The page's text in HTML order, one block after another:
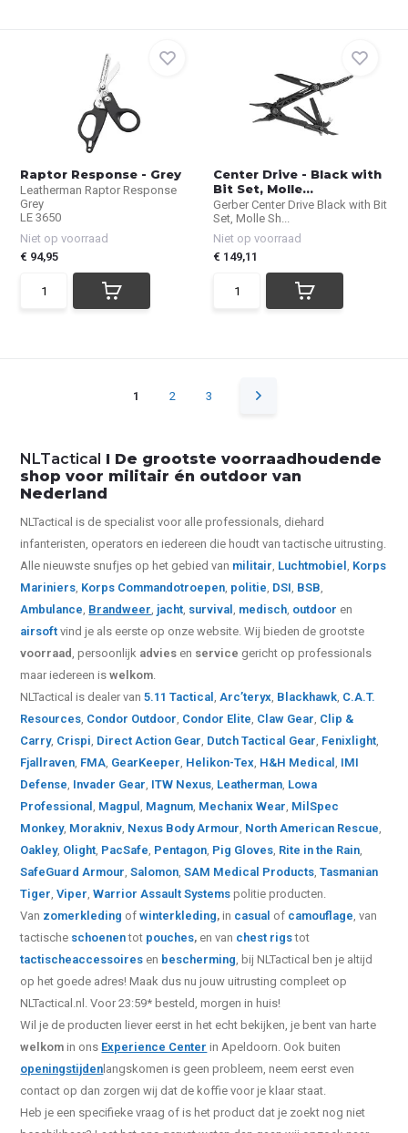
Raptor Response - Grey
Leatherman Raptor Response
Grey
LE 3650
Niet op voorraad
€ 94,95
Center Drive - Black with
Bit Set, Molle...
Gerber Center Drive Black with Bit
Set, Molle Sh...
Niet op voorraad
€ 149,11
1 2 3
NLTactical I De grootste voorraadhoudende
shop voor militair én outdoor van
Nederland
NLTactical is de specialist voor alleprofessionals, diehard
infanteristen, operators en iedereen die houdt van tactische uitrusting.
Alle nieuwste snufjes op het gebied van militair, Luchtmobiel, Korps
Mariniers, Korps Commandotroepen, politie, DSI, BSB,
Ambulance, Brandweer, jacht, survival, medisch, outdoor en
airsoft vind je als eerste op onze website.Wij bieden de grootste
voorraad, persoonlijk advies en service gericht op professionals
maar iedereen iswelkom.
NLTactical is dealer van5.11 Tactical,Arc’teryx, Blackhawk, C.A.T.
Resources, Condor Outdoor, Condor Elite, Claw Gear, Clip &
Carry, Crispi, Direct Action Gear, Dutch Tactical Gear, Fenixlight,
Fjallraven, FMA, GearKeeper, Helikon-Tex, H&H Medical, IMI
Defense, Invader Gear, ITW Nexus, Leatherman, Lowa
Professional, Magpul, Magnum, Mechanix Wear, MilSpec
Monkey, Morakniv, Nexus Body Armour, North American Rescue,
Oakley, Olight, PacSafe, Pentagon, Pig Gloves, Rite in the Rain,
SafeGuard Armour,Salomon,SAM Medical Products,Tasmanian
Tiger,Viper,Warrior Assault Systems politie producten.
Van zomerkleding ofwinterkleding, in casual of camouflage, van
tactische schoenentot pouches, en van chest rigstot
tactischeaccessoires en bescherming, bij NLTactical ben je altijd
op het goede adres! Maak dus nu jouw uitrusting compleet op
NLTactical.nl. Voor 23:59* besteld, morgen in huis!
Wil je de producten liever eerst in het echt bekijken, je bent van harte
welkom in ons Experience Center in Apeldoorn. Ook buiten
openingstijden langskomen is geen probleem, neem eerst even
contact op dan zorgen wij dat de koffie voor je klaar staat.
Heb je een specifieke vraag of is het product dat je zoekt nog niet